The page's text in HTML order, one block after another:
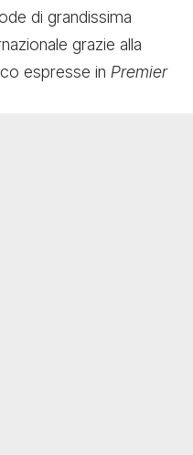
di grandissima
grazie alla
espresse in Premier